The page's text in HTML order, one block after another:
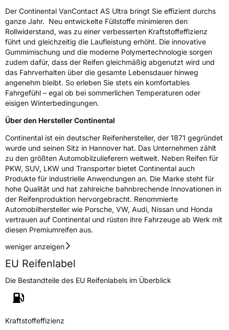
Rollgeräusch (dB)72
Fahrzeugklasse
C2
3PMSF / Schneeflockensymbol / Alpine-SymbolJa
EPREL ID2117011
Allgemeine Produktsicherheit (GPSR)
HerstellerkontaktContinental Reifen Deutschland GmbH
Continental-Plaza 1 30173 Hannover
Deutschland,
customerservice_tires@conti.de
Der Continental VanContact AS Ultra bringt Sie effizient durchs
ganze Jahr. Neu entwickelte Füllstoffe minimieren den
Rollwiderstand, was zu einer verbesserten Kraftstoffeffizienz
führt und gleichzeitig die Laufleistung erhöht. Die innovative
Gummimischung und die moderne Polymertechnologie sorgen
zudem dafür, dass der Reifen gleichmäßig abgenutzt wird und
das Fahrverhalten über die gesamte Lebensdauer hinweg
angenehm bleibt. So erleben Sie stets ein komfortables
Fahrgefühl – egal ob bei sommerlichen Temperaturen oder
eisigen Winterbedingungen.
Über den Hersteller Continental
Continental ist ein deutscher Reifenhersteller, der 1871 gegründet
wurde und seinen Sitz in Hannover hat. Das Unternehmen zählt
zu den größten Automobilzulieferern weltweit. Neben Reifen für
PKW, SUV, LKW und Transporter bietet Continental auch
Produkte für industrielle Anwendungen an. Die Marke steht für
hohe Qualität und hat zahlreiche bahnbrechende Innovationen in
der Reifenproduktion hervorgebracht. Renommierte
Automobilhersteller wie Porsche, VW, Audi, Nissan und Honda
vertrauen auf Continental und rüsten ihre Fahrzeuge ab Werk mit
diesen Premiumreifen aus.
weniger anzeigen
EU Reifenlabel
Die Bestandteile des EU Reifenlabels im Überblick
Kraftstoffeffizienz